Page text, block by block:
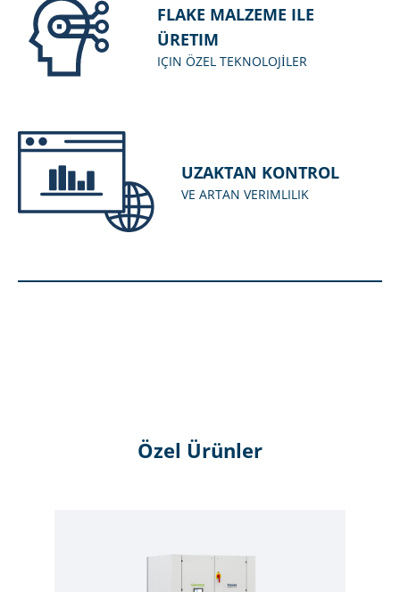
FLAKE MALZEME ILE
ÜRETIM
IÇIN ÖZEL TEKNOLOJİLER
UZAKTAN KONTROL
VE ARTAN VERIMLILIK
Özel Ürünler